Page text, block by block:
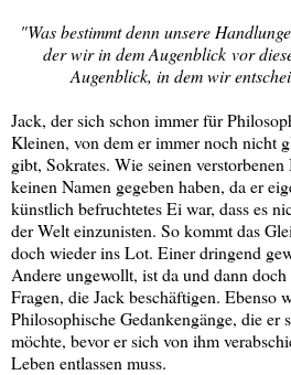
"Was bestimmt denn unsere
der wir in dem Augenblick vor
Augenblick, in dem wir
Jack, der sich schon immer für
Kleinen, von dem er immer noch nicht
gibt, Sokrates. Wie seinen
keinen Namen gegeben haben, da er
künstlich befruchtetes Ei war, dass es
der Welt einzunisten. So kommt das
doch wieder ins Lot. Einer dringend
Andere ungewollt, ist da und dann
Fragen, die Jack beschäftigen. Ebenso
Philosophische Gedankengänge, die er
möchte, bevor er sich von ihm
Leben entlassen muss.